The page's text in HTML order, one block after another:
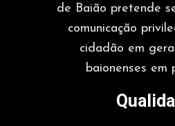
de Baião pretende
comunicação
cidadão em
baionenses em